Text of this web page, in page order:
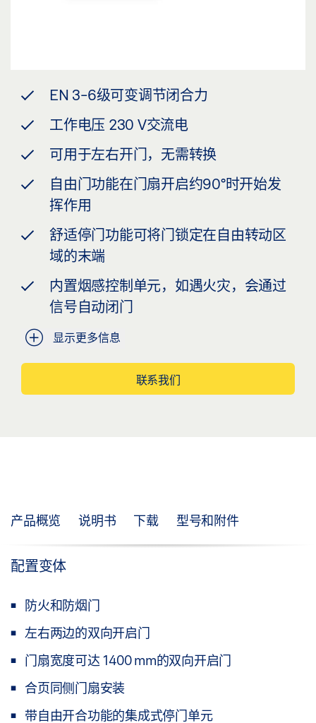
EN 3-6级可变调节闭合力
工作电压 230 V交流电
可用于左右开门，无需转换
自由门功能在门扇开启约90°时开始发
挥作用
舒适停门功能可将门锁定在自由转动区
域的末端
内置烟感控制单元，如遇火灾，会通过
信号自动闭门
显示更多信息
联系我们
产品概览 说明书 下载 型号和附件
配置变体
防火和防烟门
左右两边的双向开启门
门扇宽度可达 1400 mm的双向开启门
合页同侧门扇安装
带自由开合功能的集成式停门单元